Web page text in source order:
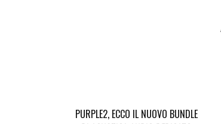
PURPLE2, ECCO IL NUOVO BUNDLE